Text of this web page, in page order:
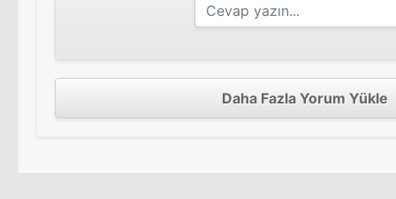
Daha Fazla Yorum Yükle